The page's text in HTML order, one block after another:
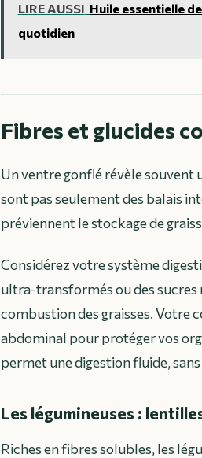
LIRE AUSSI Huile essentielle
quotidien
Fibres et glucides
Un ventre gonflé révèle
sont pas seulement des balais
préviennent le stockage de
Considérez votre système
ultra-transformés ou des sucres
combustion des graisses. Votre
abdominal pour protéger vos
permet une digestion fluide,
Les légumineuses :
Riches en fibres solubles, les